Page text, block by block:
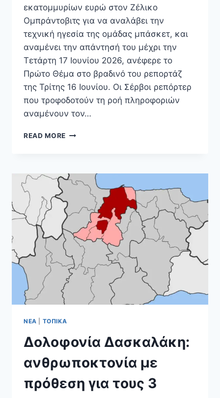
εκατομμυρίων ευρώ στον Ζέλικο
Ομπράντοβιτς για να αναλάβει την
τεχνική ηγεσία της ομάδας μπάσκετ, και
αναμένει την απάντησή του μέχρι την
Τετάρτη 17 Ιουνίου 2026, ανέφερε το
Πρώτο Θέμα στο βραδινό του ρεπορτάζ
της Τρίτης 16 Ιουνίου. Οι Σέρβοι ρεπόρτερ
που τροφοδοτούν τη ροή πληροφοριών
αναμένουν τον…
READ MORE ΠΑΝΑΘΗΝΑΪΚΌΣ:
ΕΚΑΤ.
ΕΥΡΏ
ΟΜΠΡΆΝΤΟΒΙΤΣ
ΝΈΑ ΤΟΠΙΚΆ
Δολοφονία Δασκαλάκη:
ανθρωποκτονία με
πρόθεση για τους 3